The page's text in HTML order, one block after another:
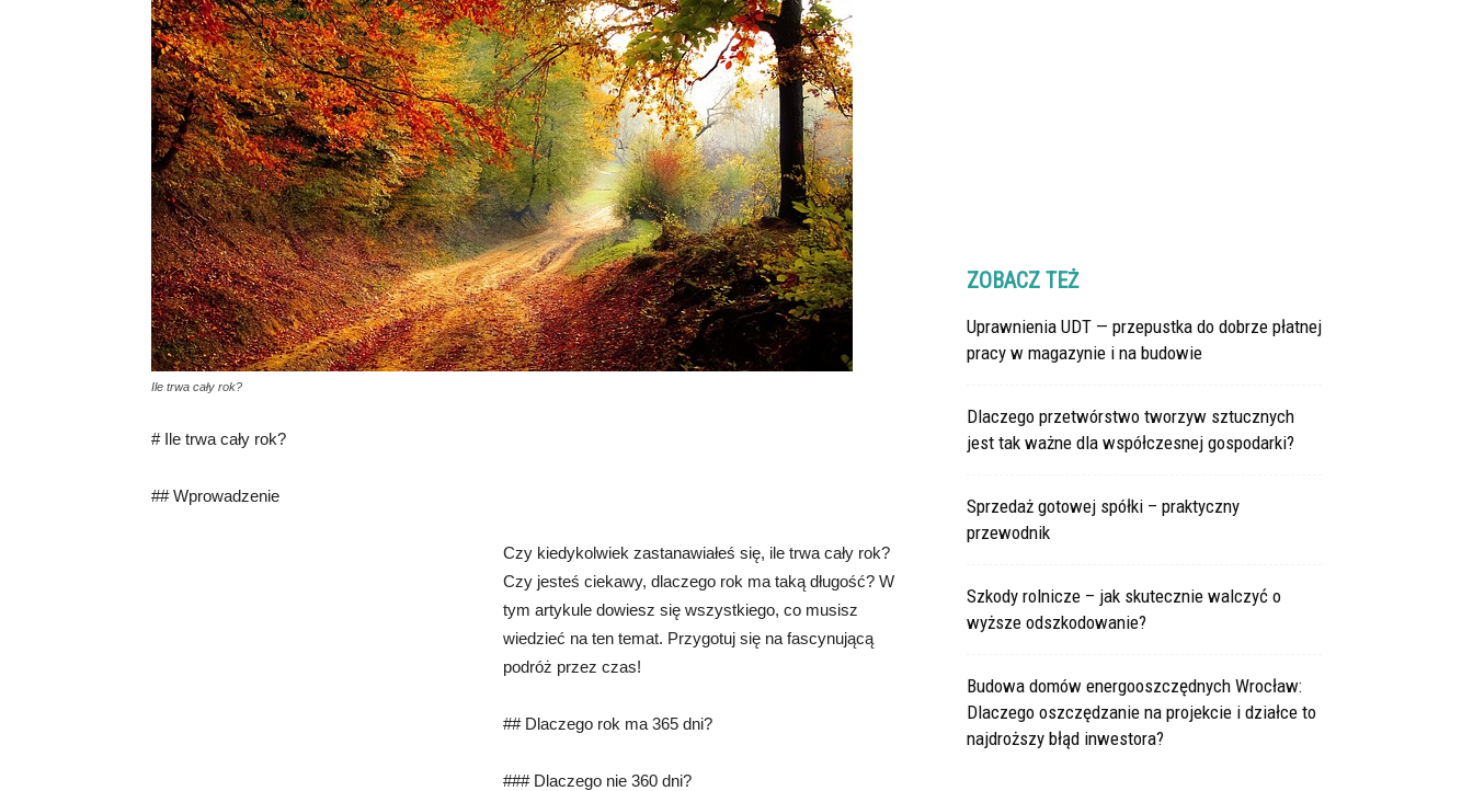
Ile trwa cały rok?
# Ile trwa cały rok?
## Wprowadzenie
Czy kiedykolwiek zastanawiałeś się, ile trwa cały rok?
Czy jesteś ciekawy, dlaczego rok ma taką długość? W
tym artykule dowiesz się wszystkiego, co musisz
wiedzieć na ten temat. Przygotuj się na fascynującą
podróż przez czas!
## Dlaczego rok ma 365 dni?
### Dlaczego nie 360 dni?
ZOBACZ TEŻ
Uprawnienia UDT — przepustka do dobrze płatnej
pracy w magazynie i na budowie
Dlaczego przetwórstwo tworzyw sztucznych
jest tak ważne dla współczesnej gospodarki?
Sprzedaż gotowej spółki – praktyczny
przewodnik
Szkody rolnicze – jak skutecznie walczyć o
wyższe odszkodowanie?
Budowa domów energooszczędnych Wrocław:
Dlaczego oszczędzanie na projekcie i działce to
najdroższy błąd inwestora?